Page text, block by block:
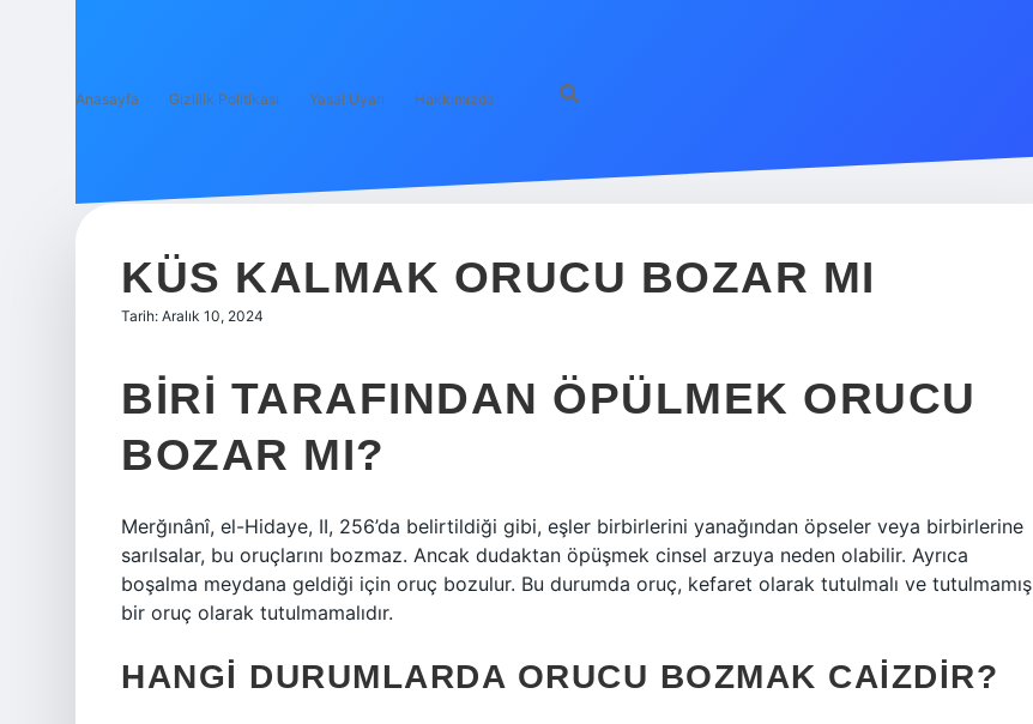
Anasayfa Gizlilik Politikası Yasal Uyarı Hakkımızda
KÜS KALMAK ORUCU BOZAR MI
Tarih: Aralık 10, 2024
BIRI TARAFINDAN ÖPÜLMEK ORUCU
BOZAR MI?
Merğınânî, el-Hidaye, II, 256’da belirtildiği gibi, eşler birbirlerini yanağından öpseler veya birbirlerine
sarılsalar, bu oruçlarını bozmaz. Ancak dudaktan öpüşmek cinsel arzuya neden olabilir. Ayrıca
boşalma meydana geldiği için oruç bozulur. Bu durumda oruç, kefaret olarak tutulmalı ve tutulmamış
bir oruç olarak tutulmamalıdır.
HANGI DURUMLARDA ORUCU BOZMAK CAIZDIR?